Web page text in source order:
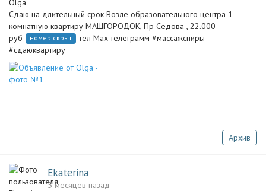
Сдаю на длительный срок Возле образовательного центра 1
комнатную квартиру МАШГОРОДОК, Пр Седова , 22.000
руб
номер скрыт
тел Мах телеграмм #массажспиры
#сдаюквартиру
Архив
Ekaterina
5 месяцев назад